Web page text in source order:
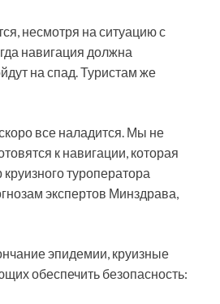
несмотря на ситуацию с
навигация должна
на спад. Туристам же
все наладится. Мы не
к навигации, которая
туроператора
экспертов Минздрава,
эпидемии, круизные
обеспечить безопасность: